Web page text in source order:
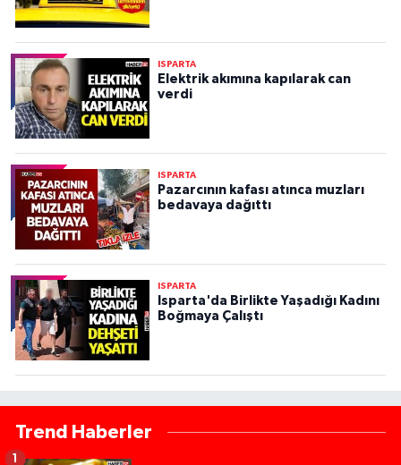
ISPARTA
Elektrik akımına kapılarak can
verdi
ISPARTA
Pazarcının kafası atınca muzları
bedavaya dağıttı
ISPARTA
Isparta'da Birlikte Yaşadığı Kadını
Boğmaya Çalıştı
Trend Haberler
1